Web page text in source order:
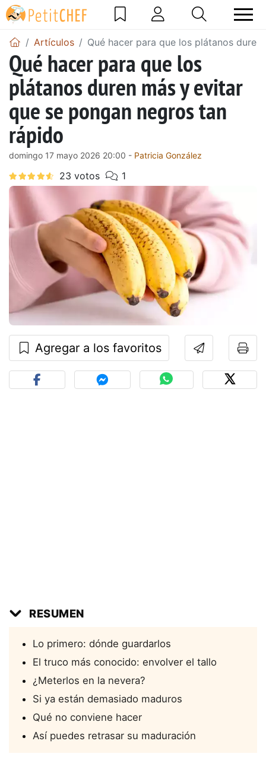
Artículos Qué hacer para que los plátanos
Qué hacer para que los
plátanos duren más y evitar
que se pongan negros tan
rápido
domingo 17 mayo 2026 20:00 - Patricia González
Agregar a los favoritos
RESUMEN
Lo primero: dónde guardarlos
El truco más conocido: envolver el tallo
¿Meterlos en la nevera?
Si ya están demasiado maduros
Qué no conviene hacer
Así puedes retrasar su maduración